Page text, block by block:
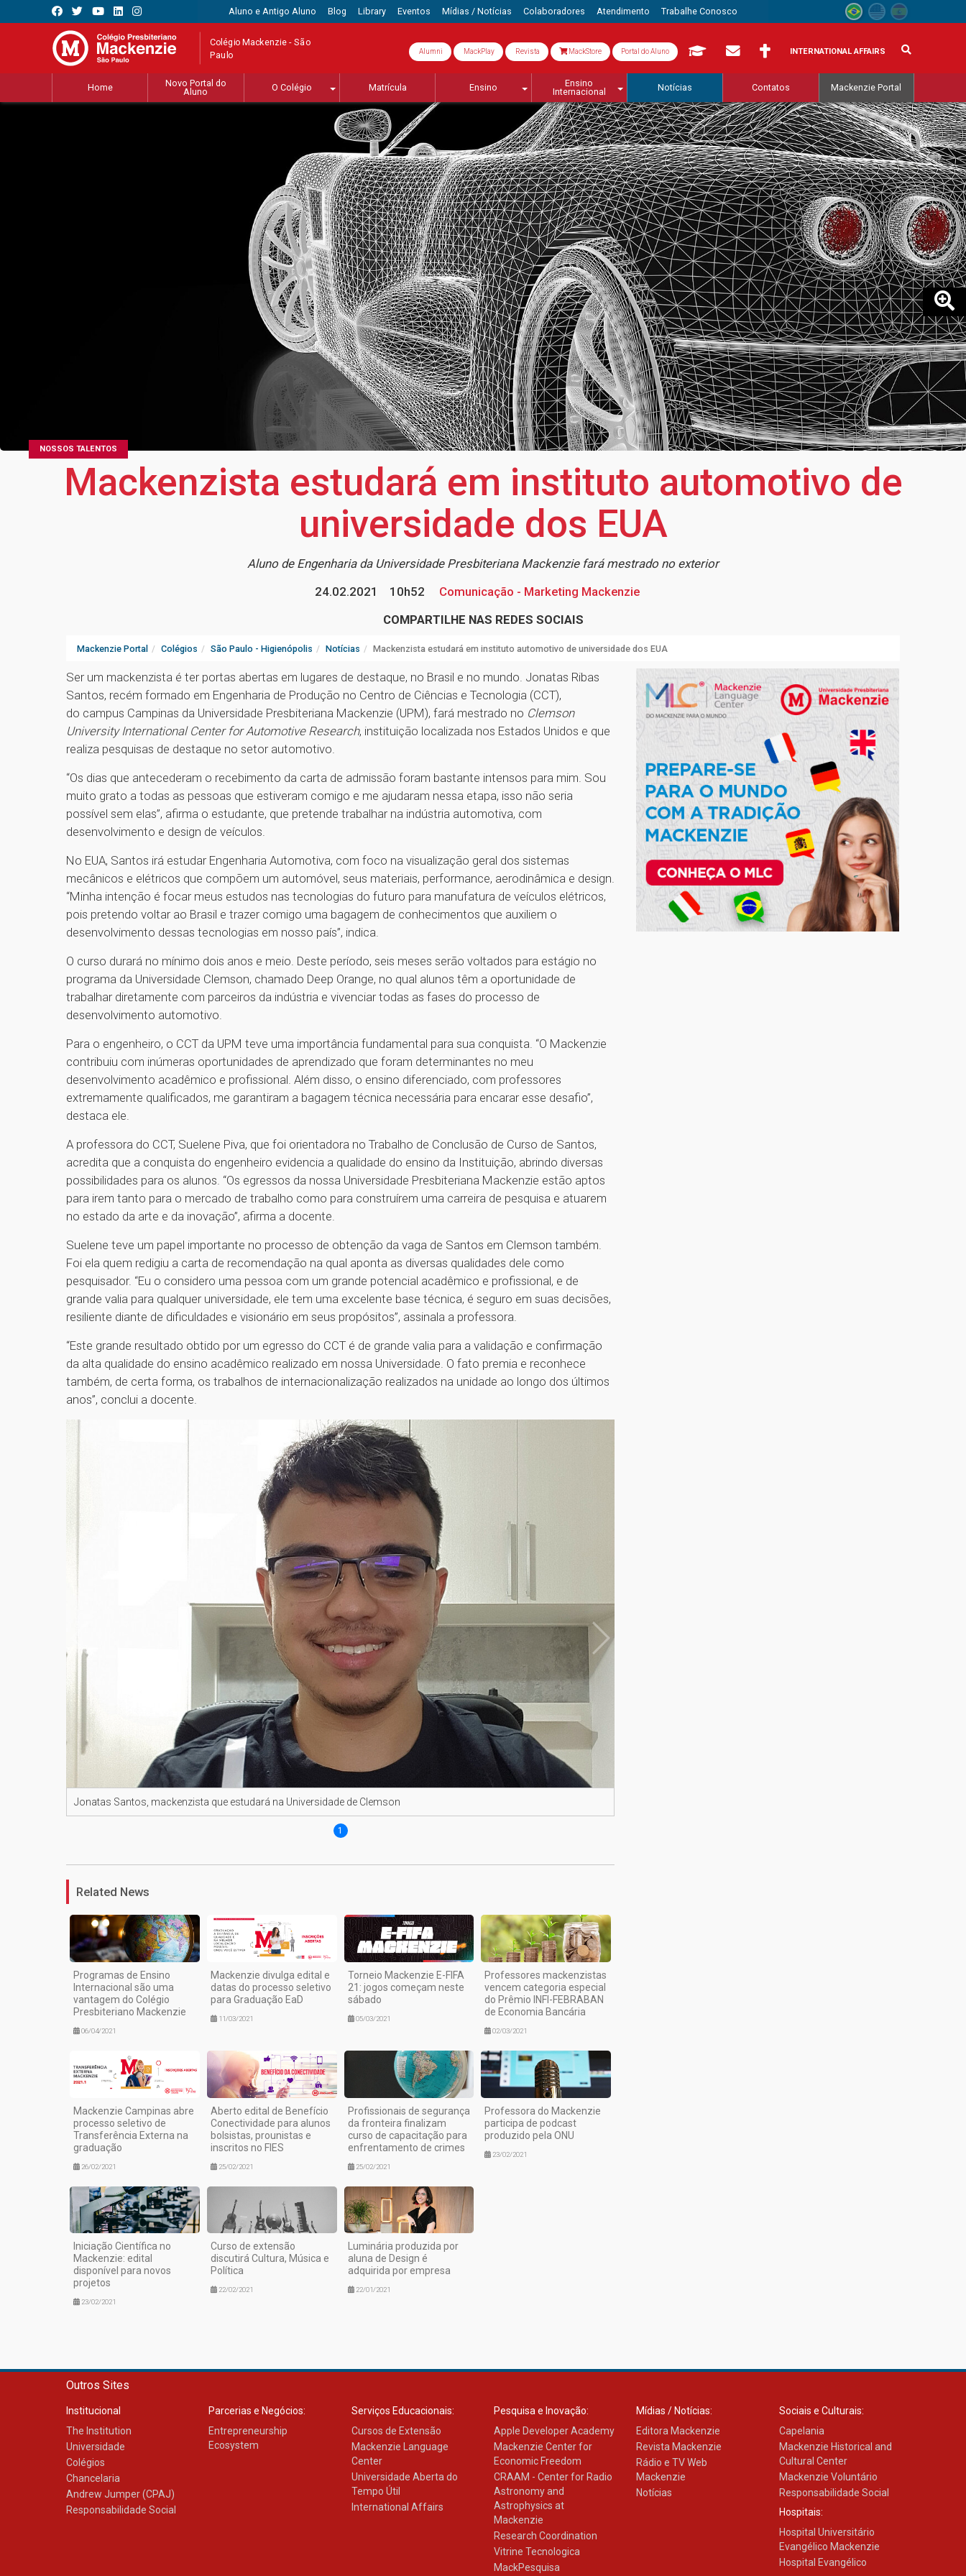
Aluno e Antigo Aluno Blog Library Eventos Mídias / Notícias Colaboradores Atendimento Trabalhe Conosco
Colégio Mackenzie - São
Paulo Alumni MackPlay Revista MackStore Portal do Aluno INTERNATIONAL AFFAIRS
Home
Novo Portal do
Aluno
O Colégio Matrícula Ensino
Ensino
Internacional
Notícias Contatos Mackenzie Portal
NOSSOS TALENTOS
Mackenzista estudará em instituto automotivo de
universidade dos EUA
Aluno de Engenharia da Universidade Presbiteriana Mackenzie fará mestrado no exterior
24.02.2021
10h52
Comunicação - Marketing Mackenzie
COMPARTILHE NAS REDES SOCIAIS
Mackenzie Portal Colégios São Paulo - Higienópolis Notícias Mackenzista estudará em instituto automotivo de universidade dos EUA
Ser um mackenzista é ter portas abertas em lugares de destaque, no Brasil e no mundo. Jonatas Ribas
Santos, recém formado em Engenharia de Produção no Centro de Ciências e Tecnologia (CCT),
do campus Campinas da Universidade Presbiteriana Mackenzie (UPM), fará mestrado no Clemson
University International Center for Automotive Research, instituição localizada nos Estados Unidos e que
realiza pesquisas de destaque no setor automotivo.
“Os dias que antecederam o recebimento da carta de admissão foram bastante intensos para mim. Sou
muito grato a todas as pessoas que estiveram comigo e me ajudaram nessa etapa, isso não seria
possível sem elas”, afirma o estudante, que pretende trabalhar na indústria automotiva, com
desenvolvimento e design de veículos.
No EUA, Santos irá estudar Engenharia Automotiva, com foco na visualização geral dos sistemas
mecânicos e elétricos que compõem um automóvel, seus materiais, performance, aerodinâmica e design.
“Minha intenção é focar meus estudos nas tecnologias do futuro para manufatura de veículos elétricos,
pois pretendo voltar ao Brasil e trazer comigo uma bagagem de conhecimentos que auxiliem o
desenvolvimento dessas tecnologias em nosso país”, indica.
O curso durará no mínimo dois anos e meio. Deste período, seis meses serão voltados para estágio no
programa da Universidade Clemson, chamado Deep Orange, no qual alunos têm a oportunidade de
trabalhar diretamente com parceiros da indústria e vivenciar todas as fases do processo de
desenvolvimento automotivo.
Para o engenheiro, o CCT da UPM teve uma importância fundamental para sua conquista. “O Mackenzie
contribuiu com inúmeras oportunidades de aprendizado que foram determinantes no meu
desenvolvimento acadêmico e profissional. Além disso, o ensino diferenciado, com professores
extremamente qualificados, me garantiram a bagagem técnica necessária para encarar esse desafio”,
destaca ele.
A professora do CCT, Suelene Piva, que foi orientadora no Trabalho de Conclusão de Curso de Santos,
acredita que a conquista do engenheiro evidencia a qualidade do ensino da Instituição, abrindo diversas
possibilidades para os alunos. “Os egressos da nossa Universidade Presbiteriana Mackenzie estão aptos
para irem tanto para o mercado de trabalho como para construírem uma carreira de pesquisa e atuarem
no estado da arte e da inovação”, afirma a docente.
Suelene teve um papel importante no processo de obtenção da vaga de Santos em Clemson também.
Foi ela quem redigiu a carta de recomendação na qual aponta as diversas qualidades dele como
pesquisador. “Eu o considero uma pessoa com um grande potencial acadêmico e profissional, e de
grande valia para qualquer universidade, ele tem uma excelente base técnica, é seguro em suas decisões,
resiliente diante de dificuldades e visionário em seus propósitos”, assinala a professora.
“Este grande resultado obtido por um egresso do CCT é de grande valia para a validação e confirmação
da alta qualidade do ensino acadêmico realizado em nossa Universidade. O fato premia e reconhece
também, de certa forma, os trabalhos de internacionalização realizados na unidade ao longo dos últimos
anos”, conclui a docente.
Jonatas Santos, mackenzista que estudará na Universidade de Clemson
1
Related News
Programas de Ensino
Internacional são uma
vantagem do Colégio
Presbiteriano Mackenzie
06/04/2021
Mackenzie divulga edital e
datas do processo seletivo
para Graduação EaD
11/03/2021
Torneio Mackenzie E-FIFA
21: jogos começam neste
sábado
05/03/2021
Professores mackenzistas
vencem categoria especial
do Prêmio INFI-FEBRABAN
de Economia Bancária
02/03/2021
Mackenzie Campinas abre
processo seletivo de
Transferência Externa na
graduação
26/02/2021
Aberto edital de Benefício
Conectividade para alunos
bolsistas, prounistas e
inscritos no FIES
25/02/2021
Profissionais de segurança
da fronteira finalizam
curso de capacitação para
enfrentamento de crimes
25/02/2021
Professora do Mackenzie
participa de podcast
produzido pela ONU
23/02/2021
Iniciação Científica no
Mackenzie: edital
disponível para novos
projetos
23/02/2021
Curso de extensão
discutirá Cultura, Música e
Política
22/02/2021
Luminária produzida por
aluna de Design é
adquirida por empresa
22/01/2021
Outros Sites
Institucional
The Institution
Universidade
Colégios
Chancelaria
Andrew Jumper (CPAJ)
Responsabilidade Social
Parcerias e Negócios:
Entrepreneurship
Ecosystem
Serviços Educacionais:
Cursos de Extensão
Mackenzie Language
Center
Universidade Aberta do
Tempo Útil
International Affairs
Pesquisa e Inovação:
Apple Developer Academy
Mackenzie Center for
Economic Freedom
CRAAM - Center for Radio
Astronomy and
Astrophysics at
Mackenzie
Research Coordination
Vitrine Tecnologica
MackPesquisa
Mídias / Notícias:
Editora Mackenzie
Revista Mackenzie
Rádio e TV Web
Mackenzie
Notícias
Sociais e Culturais:
Capelania
Mackenzie Historical and
Cultural Center
Mackenzie Voluntário
Responsabilidade Social
Hospitais:
Hospital Universitário
Evangélico Mackenzie
Hospital Evangélico